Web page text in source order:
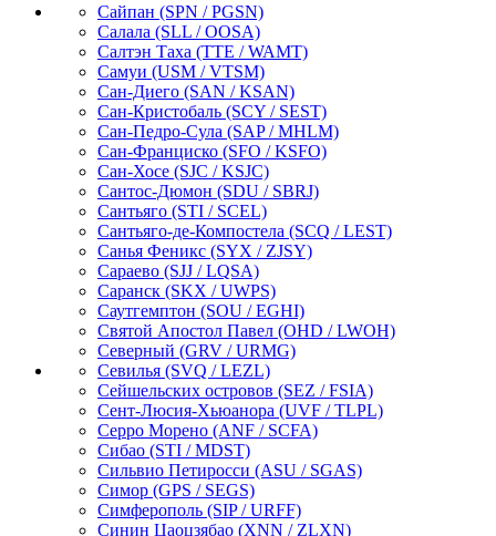
Сайпан (SPN / PGSN)
Салала (SLL / OOSA)
Салтэн Таха (TTE / WAMT)
Самуи (USM / VTSM)
Сан-Диего (SAN / KSAN)
Сан-Кристобаль (SCY / SEST)
Сан-Педро-Сула (SAP / MHLM)
Сан-Франциско (SFO / KSFO)
Сан-Хосе (SJC / KSJC)
Сантос-Дюмон (SDU / SBRJ)
Сантьяго (STI / SCEL)
Сантьяго-де-Компостела (SCQ / LEST)
Санья Феникс (SYX / ZJSY)
Сараево (SJJ / LQSA)
Саранск (SKX / UWPS)
Саутгемптон (SOU / EGHI)
Святой Апостол Павел (OHD / LWOH)
Северный (GRV / URMG)
Севилья (SVQ / LEZL)
Сейшельских островов (SEZ / FSIA)
Сент-Люсия-Хьюанора (UVF / TLPL)
Серро Морено (ANF / SCFA)
Сибао (STI / MDST)
Сильвио Петиросси (ASU / SGAS)
Симор (GPS / SEGS)
Симферополь (SIP / URFF)
Синин Цаоцзябао (XNN / ZLXN)